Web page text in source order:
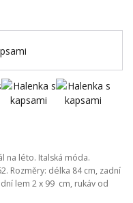
na léto. Italská móda.
Rozměry: délka 84 cm, zadní
lem 2 x 99 cm, rukáv od